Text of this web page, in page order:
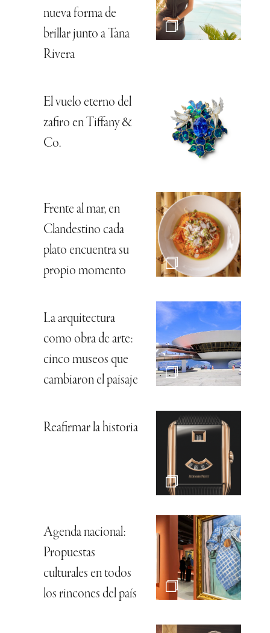
nueva forma de
brillar junto a Tana
Rivera
El vuelo eterno del
zafiro en Tiffany &
Co.
Frente al mar, en
Clandestino cada
plato encuentra su
propio momento
La arquitectura
como obra de arte:
cinco museos que
cambiaron el paisaje
Reafirmar la historia
Agenda nacional:
Propuestas
culturales en todos
los rincones del país